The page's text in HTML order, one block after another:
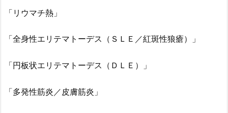
「リウマチ熱」
「全身性エリテマトーデス（ＳＬＥ／紅斑性狼瘡）」
「円板状エリテマトーデス（ＤＬＥ）」
「多発性筋炎／皮膚筋炎」